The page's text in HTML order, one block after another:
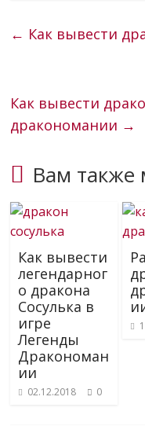
← Как вывести
Как вывести
дракономании →
Вам также
Как вывести
легендарног
о дракона
Сосулька в
игре
Легенды
Дракономан
ии
02.12.2018 0